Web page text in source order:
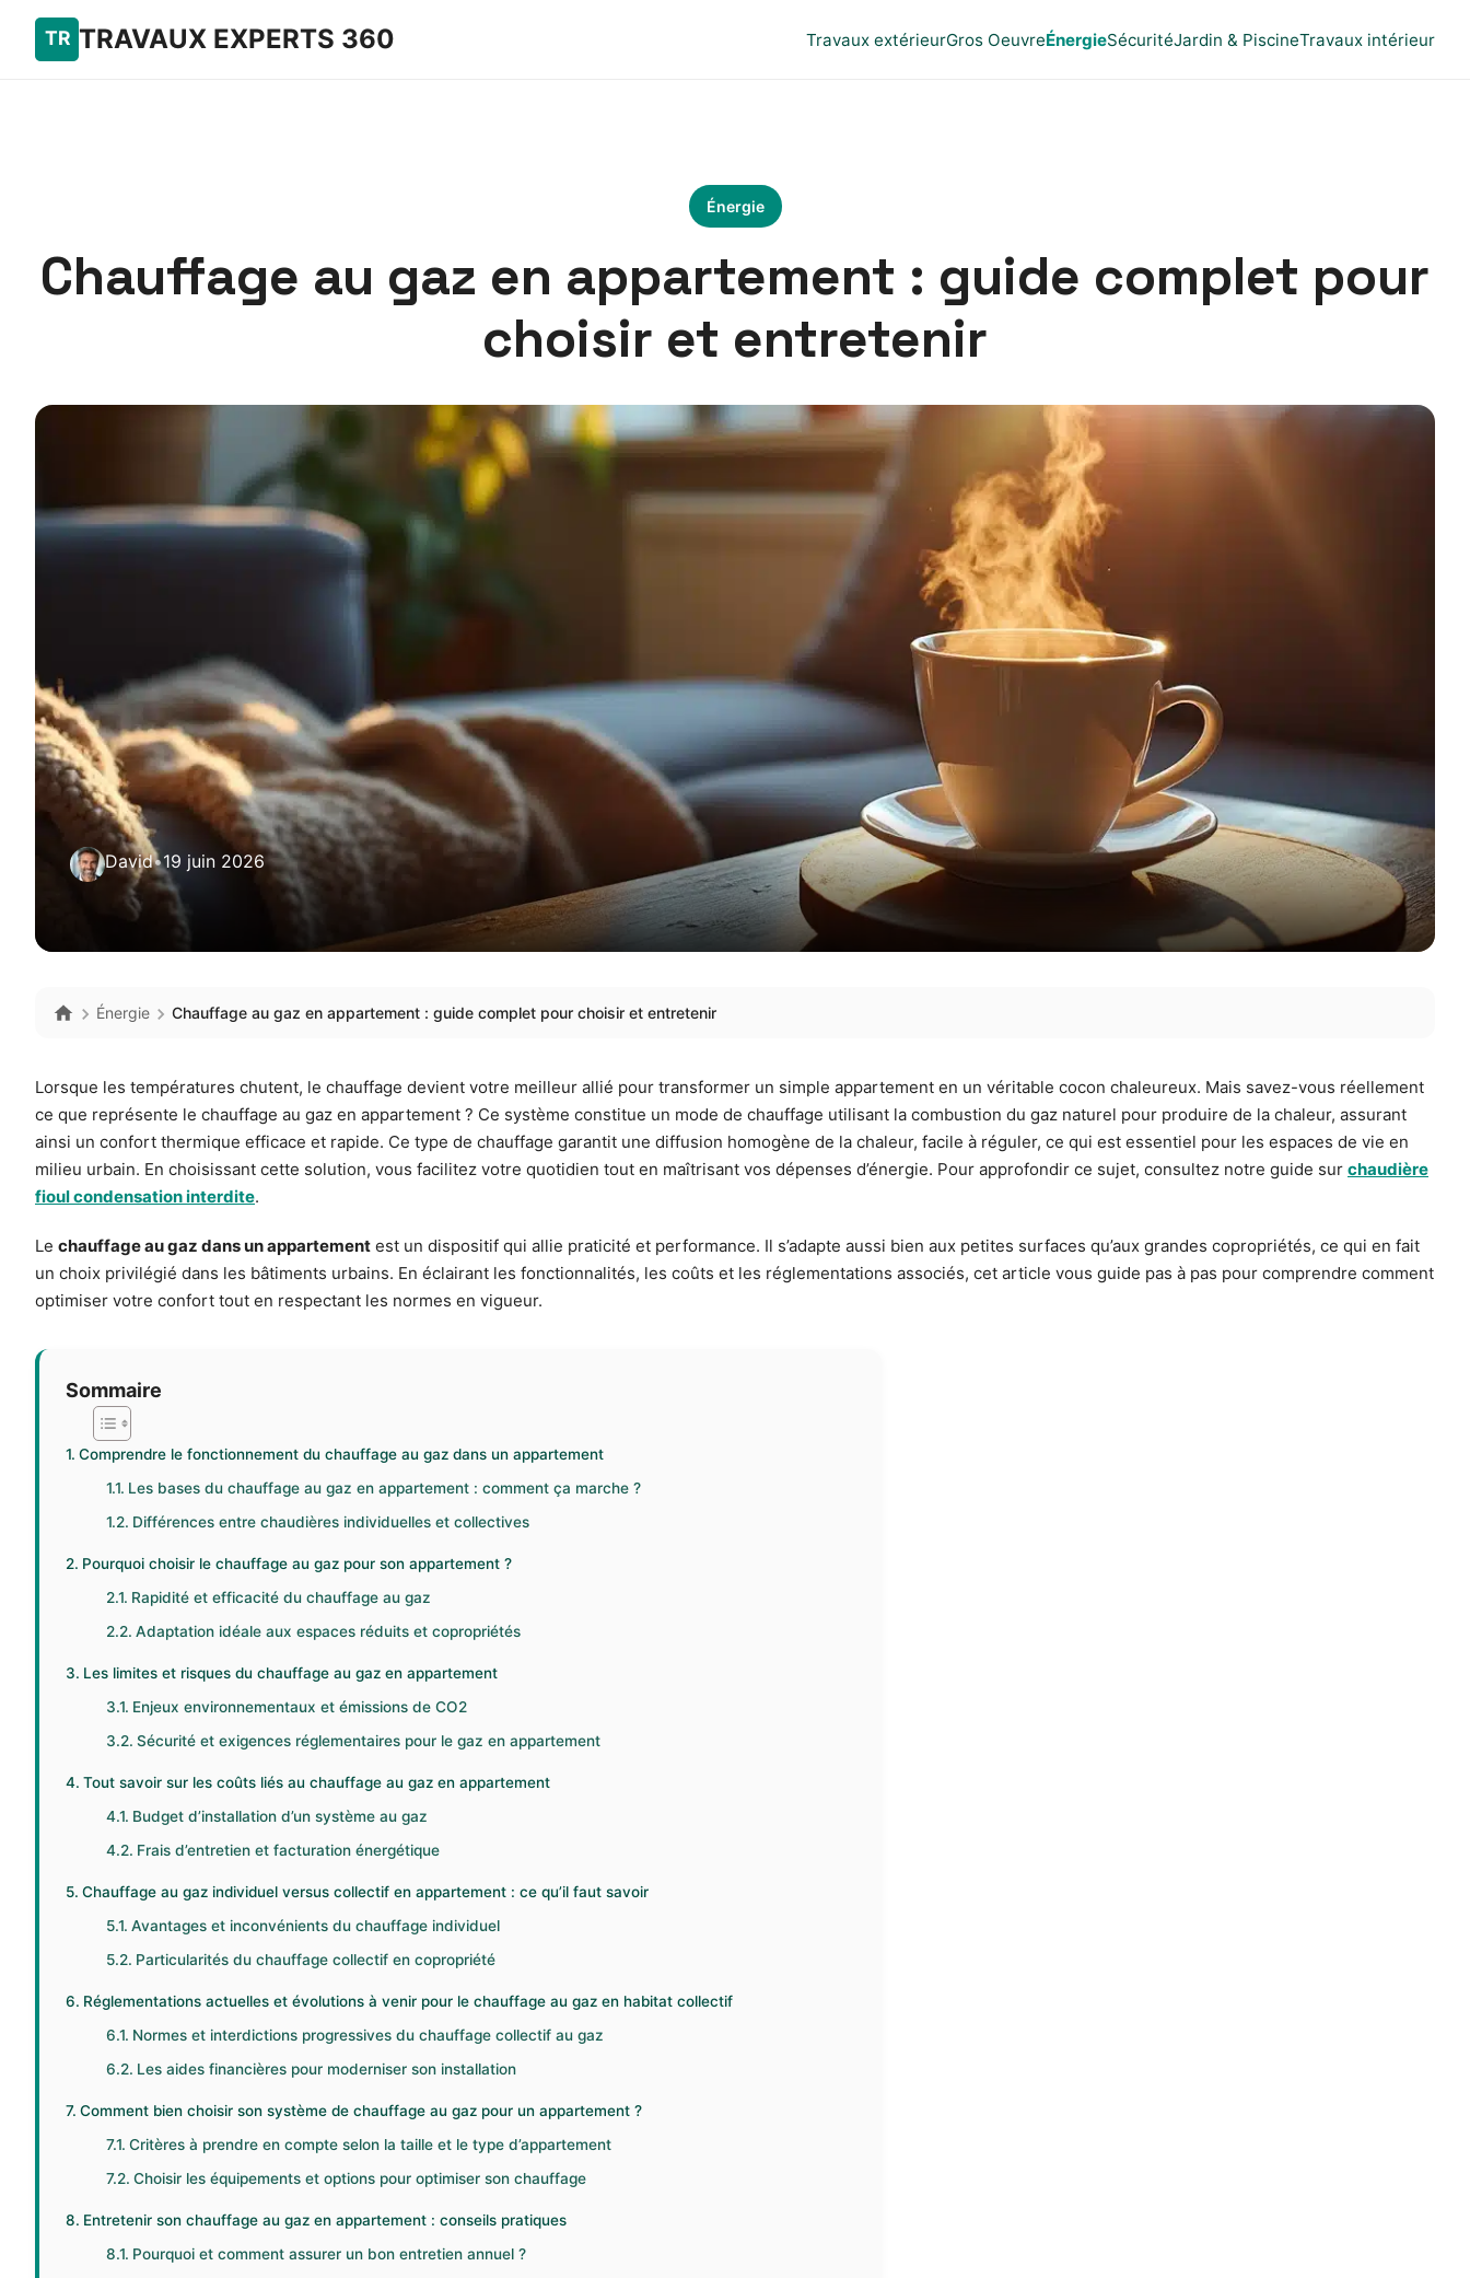
TRAVAUX EXPERTS 360 Travaux extérieurGros OeuvreÉnergieSécuritéJardin & PiscineTravaux intérieur
Énergie
Chauffage au gaz en appartement : guide complet pour
choisir et entretenir
David•19 juin 2026
Énergie Chauffage au gaz en appartement : guide complet pour choisir et entretenir
Lorsque les températures chutent, le chauffage devient votre meilleur allié pour transformer un simple appartement en un véritable cocon chaleureux. Mais savez-vous réellement
ce que représente le chauffage au gaz en appartement ? Ce système constitue un mode de chauffage utilisant la combustion du gaz naturel pour produire de la chaleur, assurant
ainsi un confort thermique efficace et rapide. Ce type de chauffage garantit une diffusion homogène de la chaleur, facile à réguler, ce qui est essentiel pour les espaces de vie en
milieu urbain. En choisissant cette solution, vous facilitez votre quotidien tout en maîtrisant vos dépenses d’énergie. Pour approfondir ce sujet, consultez notre guide sur chaudière
fioul condensation interdite.
Le chauffage au gaz dans un appartement est un dispositif qui allie praticité et performance. Il s’adapte aussi bien aux petites surfaces qu’aux grandes copropriétés, ce qui en fait
un choix privilégié dans les bâtiments urbains. En éclairant les fonctionnalités, les coûts et les réglementations associés, cet article vous guide pas à pas pour comprendre comment
optimiser votre confort tout en respectant les normes en vigueur.
Sommaire
Comprendre le fonctionnement du chauffage au gaz dans un appartement
Les bases du chauffage au gaz en appartement : comment ça marche ?
Différences entre chaudières individuelles et collectives
Pourquoi choisir le chauffage au gaz pour son appartement ?
Rapidité et efficacité du chauffage au gaz
Adaptation idéale aux espaces réduits et copropriétés
Les limites et risques du chauffage au gaz en appartement
Enjeux environnementaux et émissions de CO2
Sécurité et exigences réglementaires pour le gaz en appartement
Tout savoir sur les coûts liés au chauffage au gaz en appartement
Budget d’installation d’un système au gaz
Frais d’entretien et facturation énergétique
Chauffage au gaz individuel versus collectif en appartement : ce qu’il faut savoir
Avantages et inconvénients du chauffage individuel
Particularités du chauffage collectif en copropriété
Réglementations actuelles et évolutions à venir pour le chauffage au gaz en habitat collectif
Normes et interdictions progressives du chauffage collectif au gaz
Les aides financières pour moderniser son installation
Comment bien choisir son système de chauffage au gaz pour un appartement ?
Critères à prendre en compte selon la taille et le type d’appartement
Choisir les équipements et options pour optimiser son chauffage
Entretenir son chauffage au gaz en appartement : conseils pratiques
Pourquoi et comment assurer un bon entretien annuel ?